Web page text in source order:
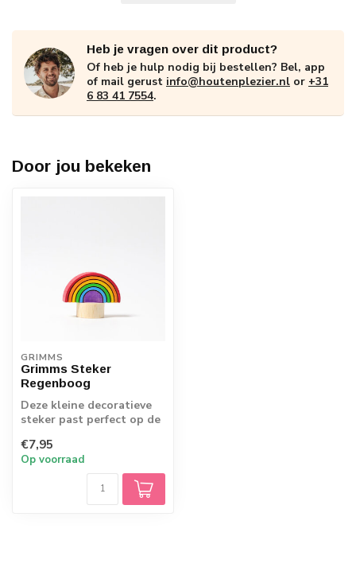
Heb je vragen over dit product?
Of heb je hulp nodig bij bestellen? Bel, app
of mail gerust info@houtenplezier.nl or +31
6 83 41 7554.
Door jou bekeken
GRIMMS
Grimms Steker
Regenboog
Deze kleine decoratieve
steker past perfect op de
ring. Z...
€7,95
Op voorraad